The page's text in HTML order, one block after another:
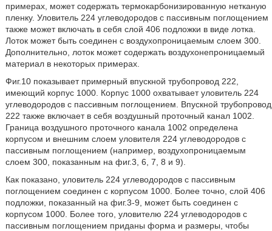
примерах, может содержать термокарбонизированную нетканую
пленку. Уловитель 224 углеводородов с пассивным поглощением
также может включать в себя слой 406 подложки в виде лотка.
Лоток может быть соединен с воздухопроницаемым слоем 300.
Дополнительно, лоток может содержать воздухонепроницаемый
материал в некоторых примерах.
Фиг.10 показывает примерный впускной трубопровод 222,
имеющий корпус 1000. Корпус 1000 охватывает уловитель 224
углеводородов с пассивным поглощением. Впускной трубопровод
222 также включает в себя воздушный проточный канал 1002.
Граница воздушного проточного канала 1002 определена
корпусом и внешним слоем уловителя 224 углеводородов с
пассивным поглощением (например, воздухопроницаемым
слоем 300, показанным на фиг.3, 6, 7, 8 и 9).
Как показано, уловитель 224 углеводородов с пассивным
поглощением соединен с корпусом 1000. Более точно, слой 406
подложки, показанный на фиг.3-9, может быть соединен с
корпусом 1000. Более того, уловителю 224 углеводородов с
пассивным поглощением приданы форма и размеры, чтобы